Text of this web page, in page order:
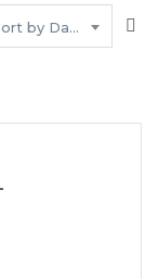
Sort by Date